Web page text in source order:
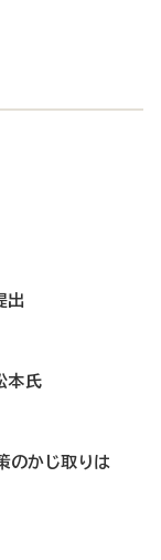
出
本氏
のかじ取りは